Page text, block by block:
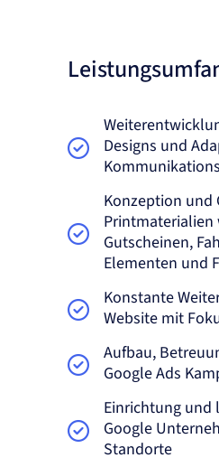
Designs und
Konzeption und
Printmaterialien
Gutscheinen,
Elementen und
Konstante
Website mit
Aufbau,
Google Ads
Einrichtung und
Google
Standorte